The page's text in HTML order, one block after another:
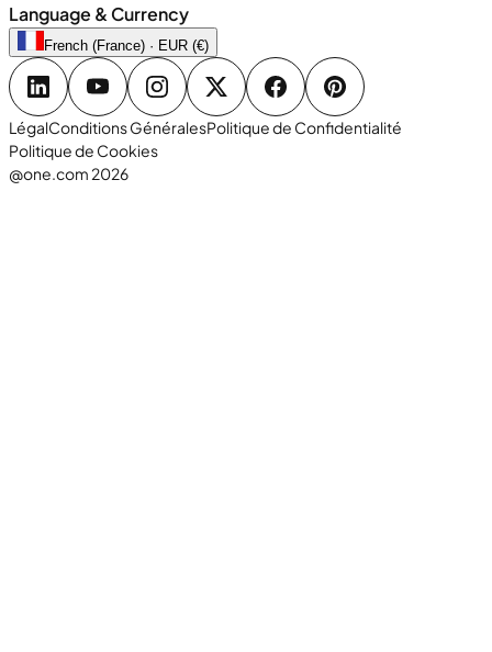
Language & Currency
French (France) · EUR (€)
LégalConditions GénéralesPolitique de Confidentialité
Politique de Cookies
@one.com 2026